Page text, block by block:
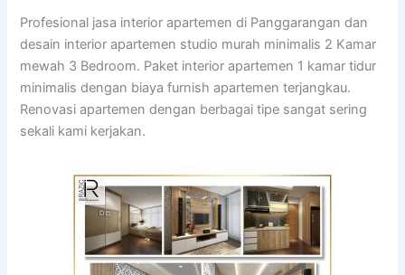
Profesional jasa interior apartemen di Panggarangan dan
desain interior apartemen studio murah minimalis 2 Kamar
mewah 3 Bedroom. Paket interior apartemen 1 kamar tidur
minimalis dengan biaya furnish apartemen terjangkau.
Renovasi apartemen dengan berbagai tipe sangat sering
sekali kami kerjakan.